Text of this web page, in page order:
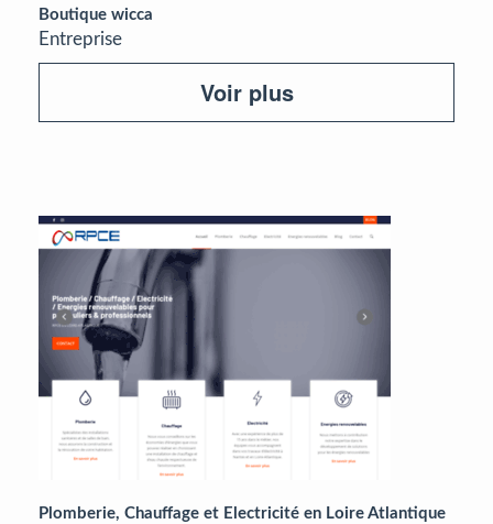
Boutique wicca
Entreprise
Voir plus
Plomberie, Chauffage et Electricité en Loire Atlantique